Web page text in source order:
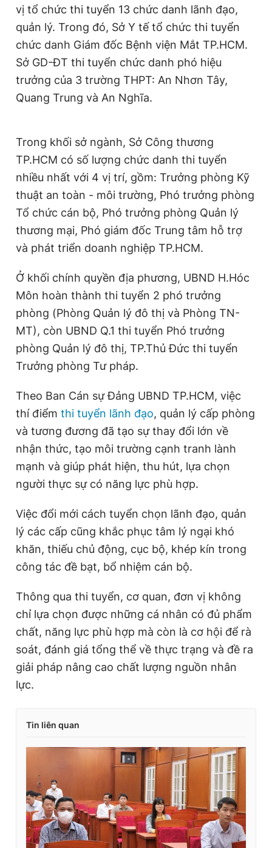
vị tổ chức thi tuyển 13 chức danh lãnh đạo,
quản lý. Trong đó, Sở Y tế tổ chức thi tuyển
chức danh Giám đốc Bệnh viện Mắt TP.HCM.
Sở GD-ĐT thi tuyển chức danh phó hiệu
trưởng của 3 trường THPT: An Nhơn Tây,
Quang Trung và An Nghĩa.
Trong khối sở ngành, Sở Công thương
TP.HCM có số lượng chức danh thi tuyển
nhiều nhất với 4 vị trí, gồm: Trưởng phòng Kỹ
thuật an toàn - môi trường, Phó trưởng phòng
Tổ chức cán bộ, Phó trưởng phòng Quản lý
thương mại, Phó giám đốc Trung tâm hỗ trợ
và phát triển doanh nghiệp TP.HCM.
Ở khối chính quyền địa phương, UBND H.Hóc
Môn hoàn thành thi tuyển 2 phó trưởng
phòng (Phòng Quản lý đô thị và Phòng TN-
MT), còn UBND Q.1 thi tuyển Phó trưởng
phòng Quản lý đô thị, TP.Thủ Đức thi tuyển
Trưởng phòng Tư pháp.
Theo Ban Cán sự Đảng UBND TP.HCM, việc
thí điểm thi tuyển lãnh đạo, quản lý cấp phòng
và tương đương đã tạo sự thay đổi lớn về
nhận thức, tạo môi trường cạnh tranh lành
mạnh và giúp phát hiện, thu hút, lựa chọn
người thực sự có năng lực phù hợp.
Việc đổi mới cách tuyển chọn lãnh đạo, quản
lý các cấp cũng khắc phục tâm lý ngại khó
khăn, thiếu chủ động, cục bộ, khép kín trong
công tác đề bạt, bổ nhiệm cán bộ.
Thông qua thi tuyển, cơ quan, đơn vị không
chỉ lựa chọn được những cá nhân có đủ phẩm
chất, năng lực phù hợp mà còn là cơ hội để rà
soát, đánh giá tổng thể về thực trạng và đề ra
giải pháp nâng cao chất lượng nguồn nhân
lực.
Tin liên quan